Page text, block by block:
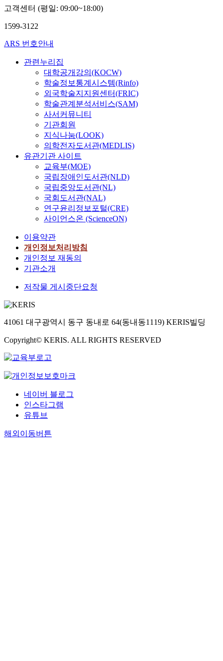
고객센터 (평일: 09:00~18:00)
1599-3122
ARS 번호안내
관련누리집
대학공개강의(KOCW)
학술정보통계시스템(Rinfo)
외국학술지지원센터(FRIC)
학술관계분석서비스(SAM)
사서커뮤니티
기관회원
지식나눔(LOOK)
의학전자도서관(MEDLIS)
유관기관 사이트
교육부(MOE)
국립장애인도서관(NLD)
국립중앙도서관(NL)
국회도서관(NAL)
연구윤리정보포털(CRE)
사이언스온 (ScienceON)
이용약관
개인정보처리방침
개인정보 재동의
기관소개
저작물 게시중단요청
41061 대구광역시 동구 동내로 64(동내동1119) KERIS빌딩
Copyright© KERIS. ALL RIGHTS RESERVED
네이버 블로그
인스타그램
유튜브
해외이동버튼